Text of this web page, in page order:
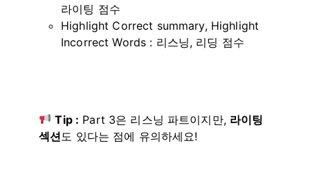
라이팅 점수
Highlight Correct summary, Highlight
Incorrect Words : 리스닝, 리딩 점수
Tip : Part 3은 리스닝 파트이지만, 라이팅
섹션도 있다는 점에 유의하세요!